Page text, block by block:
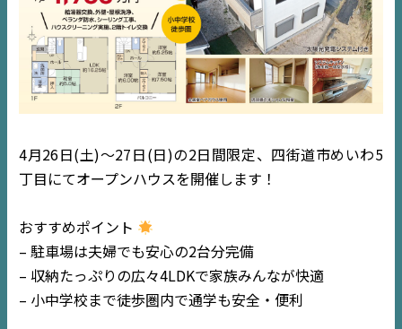
TOP
EVENT
4月26日(土)～27日(日)の2日間限定、四街道市めいわ5
丁目にてオープンハウスを開催します！
おすすめポイント
– 駐車場は夫婦でも安心の2台分完備
– 収納たっぷりの広々4LDKで家族みんなが快適
– 小中学校まで徒歩圏内で通学も安全・便利